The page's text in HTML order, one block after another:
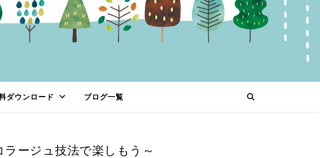
ダウンロード ブログ一覧
ージュ技法で楽しもう～